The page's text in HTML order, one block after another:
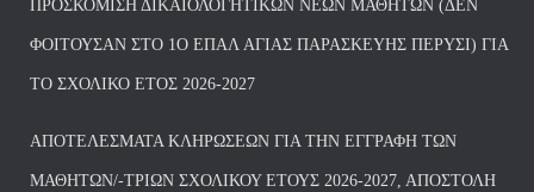
ΠΡΟΣΚΌΜΙΣΗ ΔΙΚΑΙΟΛΟΓΗΤΙΚΏΝ ΝΈΩΝ ΜΑΘΗΤΏΝ (ΔΕΝ
ΦΟΙΤΟΎΣΑΝ ΣΤΟ 1Ο ΕΠΑΛ ΑΓΙΑΣ ΠΑΡΑΣΚΕΥΗΣ ΠΈΡΥΣΙ) ΓΙΑ
ΤΟ ΣΧΟΛΙΚΌ ΈΤΟΣ 2026-2027
ΑΠΟΤΕΛΈΣΜΑΤΑ ΚΛΗΡΏΣΕΩΝ ΓΙΑ ΤΗΝ ΕΓΓΡΑΦΉ ΤΩΝ
ΜΑΘΗΤΏΝ/-ΤΡΙΏΝ ΣΧΟΛΙΚΟΎ ΈΤΟΥΣ 2026-2027, ΑΠΟΣΤΟΛΉ